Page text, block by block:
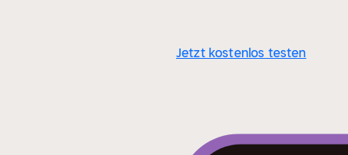
Jetzt kostenlos testen